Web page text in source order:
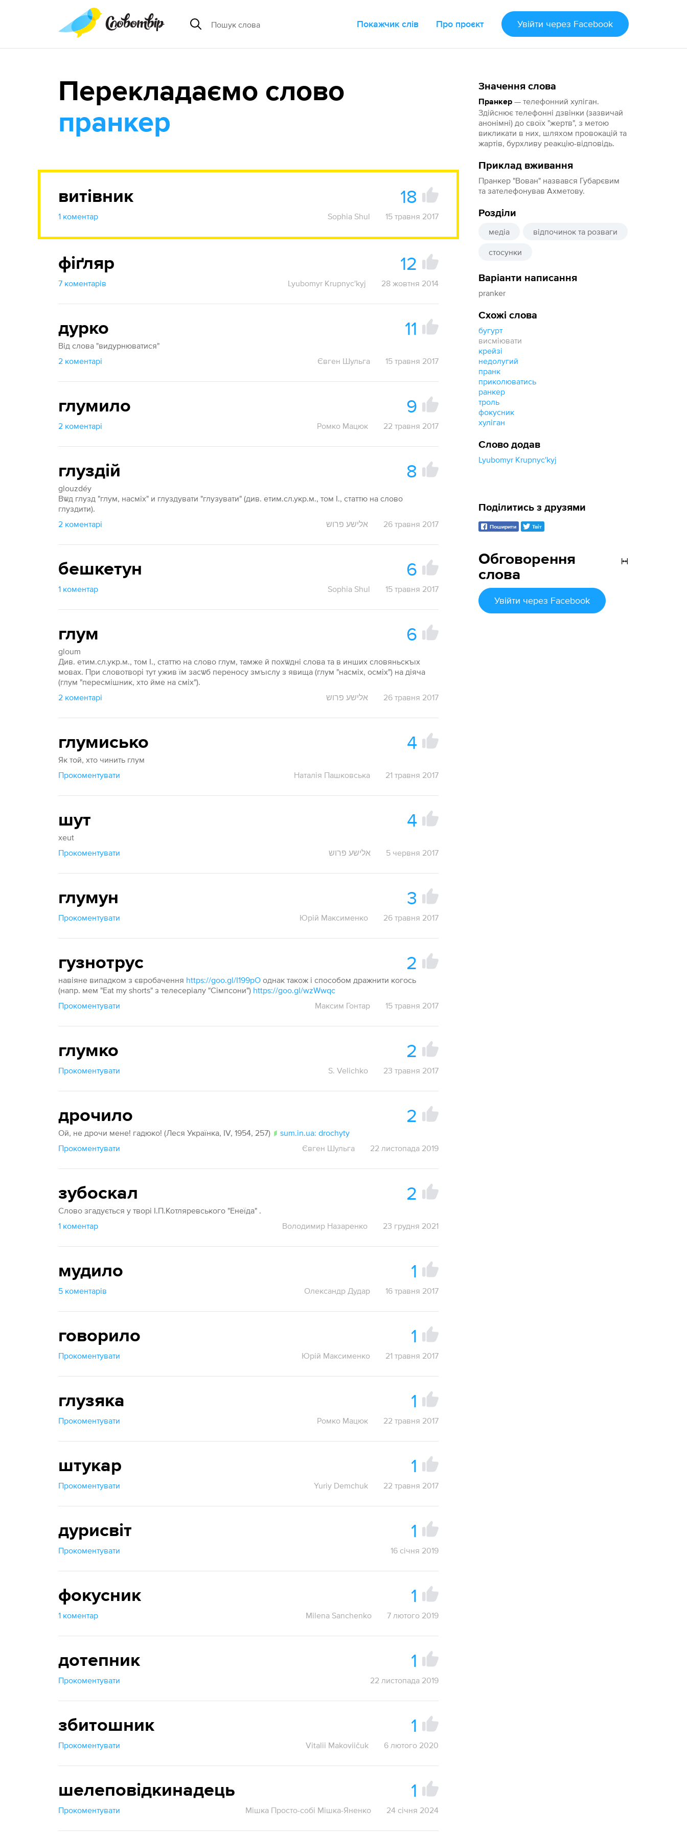
Покажчик слів Про проєкт Увійти через Facebook
Значення слова
Пранкер — телефонний хуліган.
Здійснює телефонні дзвінки (зазвичай
анонімні) до своїх "жертв", з метою
викликати в них, шляхом провокацій та
жартів, бурхливу реакцію-відповідь.
Приклад вживання
Пранкер "Вован" назвався Губарєвим
та зателефонував Ахметову.
Розділи
медіа відпочинок та розваги
стосунки
Варіанти написання
pranker
Схожі слова
бугурт
висміювати
крейзі
недолугий
пранк
приколюватись
ранкер
троль
фокусник
хуліган
Слово додав
Lyubomyr Krupnyc'kyj
Перекладаємо слово
пранкер
витівник 18
1 коментар Sophia Shul 15 травня 2017
фіґляр 12
7 коментарів Lyubomyr Krupnyc'kyj 28 жовтня 2014
дурко 11
Від слова "видурнюватися"
2 коментарі
Євген Шульга 15 травня 2017
глумило 9
2 коментарі Ромко Мацюк 22 травня 2017
глуздій 8
glouzdéy
Вѡд глузд "глум, насміх" и глуздувати "глузувати" (див. етим.сл.укр.м., том I., статтю на слово
глуздити).
2 коментарі
אלישע פרוש 26 травня 2017
бешкетун 6
1 коментар Sophia Shul 15 травня 2017
глум 6
gloum
Див. етим.сл.укр.м., том I., статтю на слово глум, тамже й похѡдні слова та в инших словяньскъıх
мовах. При словотворі тут ужив їм засѡб переносу змъıслу з явища (глум "насміх, осміх") на діяча
(глум "пересмішник, хто йме на сміх").
2 коментарі
אלישע פרוש 26 травня 2017
глумисько 4
Як той, хто чинить глум
Прокоментувати
Наталія Пашковська 21 травня 2017
шут 4
xeut
Прокоментувати
אלישע פרוש 5 червня 2017
глумун 3
Прокоментувати Юрій Максименко 26 травня 2017
гузнотрус 2
навіяне випадком з євробачення https://goo.gl/I199pO однак також і способом дражнити когось
(напр. мем "Eat my shorts" з телесеріалу "Сімпсони") https://goo.gl/wzWwqc
Прокоментувати
Максим Гонтар 15 травня 2017
глумко 2
Прокоментувати S. Velichko 23 травня 2017
дрочило 2
Ой, не дрочи мене! гадюко! (Леся Українка, IV, 1954, 257)
sum.in.ua: drochyty
Прокоментувати
Євген Шульга 22 листопада 2019
зубоскал 2
Слово згадується у творі І.П.Котляревського "Енеїда" .
1 коментар
Володимир Назаренко 23 грудня 2021
мудило 1
5 коментарів Олександр Дудар 16 травня 2017
говорило 1
Прокоментувати Юрій Максименко 21 травня 2017
глузяка 1
Прокоментувати Ромко Мацюк 22 травня 2017
штукар 1
Прокоментувати Yuriy Demchuk 22 травня 2017
дурисвіт 1
Прокоментувати 16 січня 2019
фокусник 1
1 коментар Milena Sanchenko 7 лютого 2019
дотепник 1
Прокоментувати 22 листопада 2019
збитошник 1
Прокоментувати Vitalii Makoviičuk 6 лютого 2020
шелеповідкинадець 1
Прокоментувати Мішка Просто-собі Мішка-Яненко 24 січня 2024
Обговорення
слова
Увійти через Facebook
Поділитись з друзями
Поширити Твіт